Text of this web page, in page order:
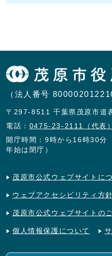
（法人番号
〒297-8511 千葉県茂原市道
電話： 0475-23-2111（代表）
開庁時間：9時から16時30分
年始は閉庁）
茂原市公式ウェブサイトに
ウェブアクセシビリティ方針
茂原市公式ウェブサイトの
個人情報保護について